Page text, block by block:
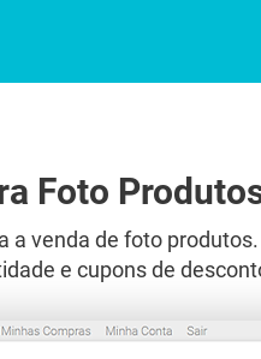
Foto
a venda de foto produtos.
e cupons de